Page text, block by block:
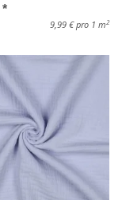
*
9,99 € pro 1 m 2